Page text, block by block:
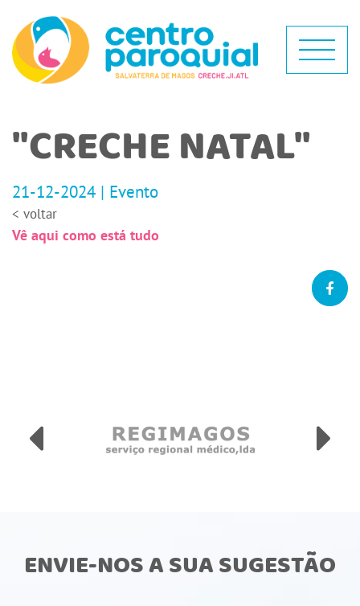
"CRECHE NATAL"
21-12-2024 | Evento
< voltar
Vê aqui como está tudo
ENVIE-NOS A SUA SUGESTÃO